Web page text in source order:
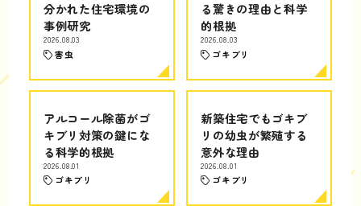
分かれた住宅環境の
事例研究
2026.08.03
害虫
る驚きの理由と科学
的根拠
2026.08.03
ゴキブリ
アルコール除菌がゴ
キブリ対策の鍵にな
る科学的根拠
2026.08.01
ゴキブリ
新築住宅でもゴキブ
リの幼虫が繁殖する
意外な理由
2026.08.01
ゴキブリ